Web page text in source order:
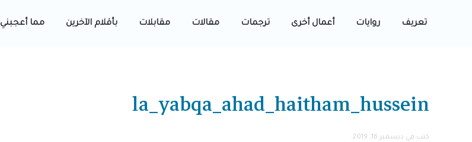
تعريف روايات أعمال أخرى ترجمات مقالات مقابلات بأقلام الآخرين مما أعجبني
la_yabqa_ahad_haitham_hussein
كتب في ديسمبر 16, 2019 .